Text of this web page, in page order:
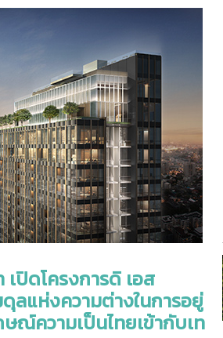
ปิดโครงการดิ เอส
ลแห่งความต่างในการอยู่
ณ์ความเป็นไทยเข้ากับเท